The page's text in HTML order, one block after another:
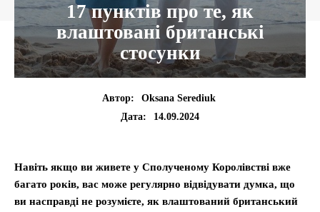
17 пунктів про те, як
влаштовані британські
стосунки
Автор:
Oksana Serediuk
Дата:
14.09.2024
Навіть якщо ви живете у Сполученому Королівстві вже
багато років, вас може регулярно відвідувати думка, що
ви насправді не розумієте, як влаштований британський